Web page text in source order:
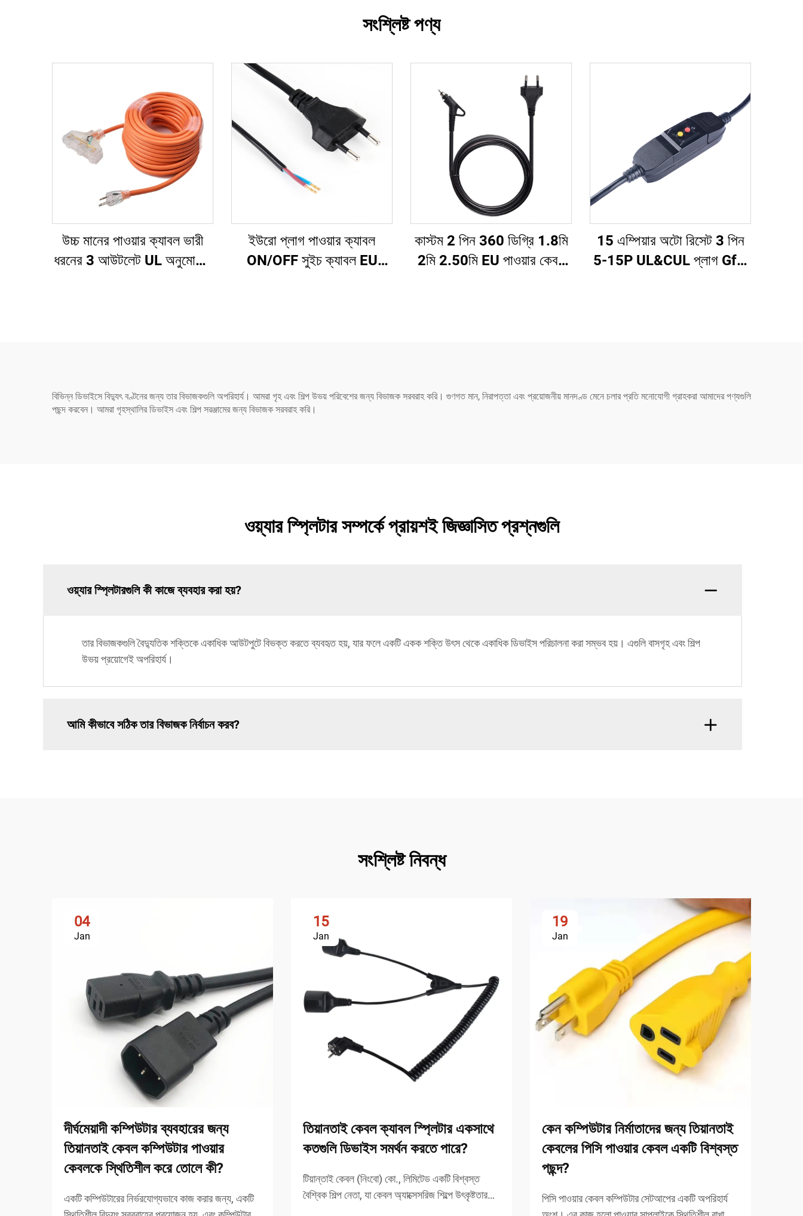
সংশ্লিষ্ট পণ্য
উচ্চ মানের পাওয়ার ক্যাবল ভারী
ধরনের 3 আউটলেট UL অনুমোদিত
ইউরো প্লাগ পাওয়ার ক্যাবল
ON/OFF সুইচ ক্যাবল EU
কাস্টম 2 পিন 360 ডিগ্রি 1.8মি
2মি 2.50মি EU পাওয়ার কেবল
15 এম্পিয়ার অটো রিসেট 3 পিন
5-15P UL&CUL প্লাগ Gfci
বিভিন্ন ডিভাইসে বিদ্যুৎ বণ্টনের জন্য তার বিভাজকগুলি অপরিহার্য। আমরা গৃহ এবং শিল্প উভয় পরিবেশের জন্য বিভাজক সরবরাহ করি। গুণগত মান, নিরাপত্তা এবং প্রয়োজনীয় মানদণ্ড মেনে চলার প্রতি মনোযোগী গ্রাহকরা আমাদের পণ্যগুলি
পছন্দ করবেন। আমরা গৃহস্থালির ডিভাইস এবং শিল্প সরঞ্জামের জন্য বিভাজক সরবরাহ করি।
ওয়্যার স্প্লিটার সম্পর্কে প্রায়শই জিজ্ঞাসিত প্রশ্নগুলি
ওয়্যার স্প্লিটারগুলি কী কাজে ব্যবহার করা হয়?
তার বিভাজকগুলি বৈদ্যুতিক শক্তিকে একাধিক আউটপুটে বিভক্ত করতে ব্যবহৃত হয়, যার ফলে একটি একক শক্তি উৎস থেকে একাধিক ডিভাইস পরিচালনা করা সম্ভব হয়। এগুলি বাসগৃহ এবং শিল্প
উভয় প্রয়োগেই অপরিহার্য।
আমি কীভাবে সঠিক তার বিভাজক নির্বাচন করব?
সংশ্লিষ্ট নিবন্ধ
04
Jan
দীর্ঘমেয়াদী কম্পিউটার ব্যবহারের জন্য
তিয়ানতাই কেবল কম্পিউটার পাওয়ার
কেবলকে স্থিতিশীল করে তোলে কী?
একটি কম্পিউটারের নির্ভরযোগ্যভাবে কাজ করার জন্য, একটি
15
Jan
তিয়ানতাই কেবল ক্যাবল স্প্লিটার একসাথে
কতগুলি ডিভাইস সমর্থন করতে পারে?
টিয়ান্তাই কেবল (নিংবো) কো., লিমিটেড একটি বিশ্বস্ত
বৈশ্বিক শিল্প নেতা, যা কেবল অ্যাক্সেসরিজ শিল্পে উৎকৃষ্টতার
19
Jan
কেন কম্পিউটার নির্মাতাদের জন্য তিয়ানতাই
কেবলের পিসি পাওয়ার কেবল একটি বিশ্বস্ত
পছন্দ?
পিসি পাওয়ার কেবল কম্পিউটার সেটআপের একটি অপরিহার্য